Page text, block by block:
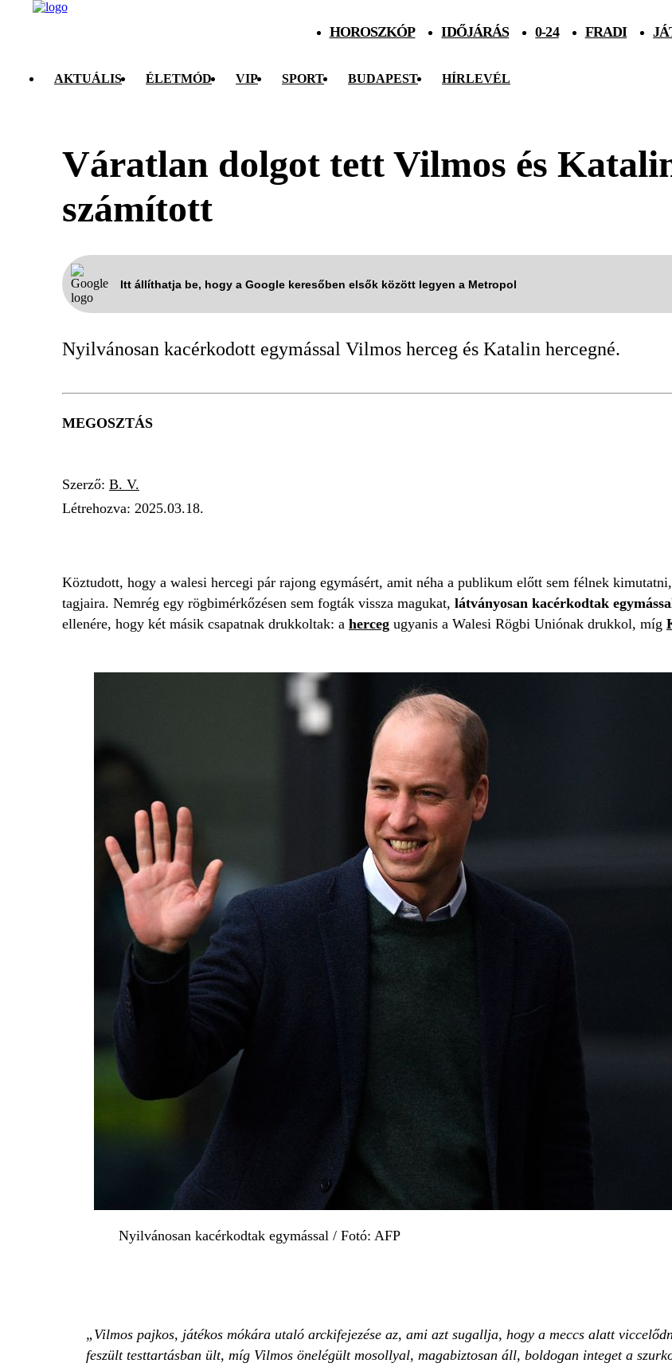
HOROSZKÓP IDŐJÁRÁS 0-24 FRADI
AKTUÁLIS ÉLETMÓD VIP SPORT BUDAPEST HÍRLEVÉL
Váratlan dolgot tett Vilmos és
számított
Itt állíthatja be, hogy a Google keresőben elsők között legyen a Metropol
Nyilvánosan kacérkodott egymással Vilmos herceg és Katalin hercegné.
MEGOSZTÁS
Szerző: B. V.
Létrehozva: 2025.03.18.
Köztudott, hogy a walesi hercegi pár rajong egymásért, amit néha a publikum előtt sem félnek
tagjaira. Nemrég egy rögbimérkőzésen sem fogták vissza magukat, látványosan kacérkodtak
ellenére, hogy két másik csapatnak drukkoltak: a herceg ugyanis a Walesi Rögbi Uniónak drukkol, míg
Nyilvánosan kacérkodtak egymással / Fotó: AFP
Vilmos pajkos, játékos mókára utaló arckifejezése az, ami azt sugallja, hogy a meccs alatt
feszült testtartásban ült, míg Vilmos önelégült mosollyal, magabiztosan áll, boldogan integet a